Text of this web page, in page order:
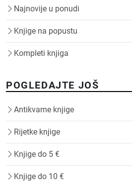
Najnovije u ponudi
Knjige na popustu
Kompleti knjiga
POGLEDAJTE JOŠ
Antikvarne knjige
Rijetke knjige
Knjige do 5 €
Knjige do 10 €